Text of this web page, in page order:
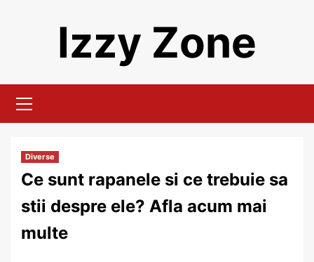
Izzy Zone
Menu
Diverse
Ce sunt rapanele si ce trebuie sa
stii despre ele? Afla acum mai
multe